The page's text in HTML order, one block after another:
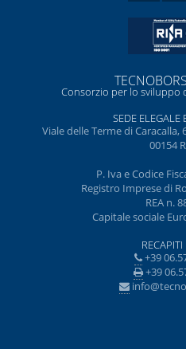
Consorzio per lo sviluppo
SEDE ELEGALE
Viale delle Terme di
00154
P. Iva e Codice
Registro Imprese di
REA n.
Capitale sociale
RECAPITI
+39
+39